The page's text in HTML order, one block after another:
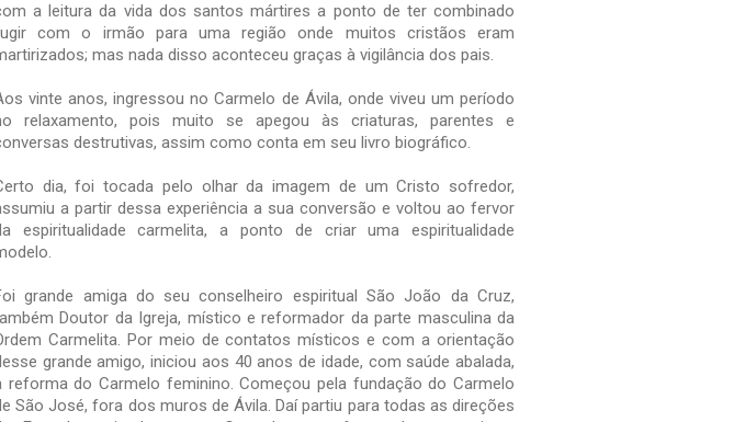
a leitura da vida dos santos mártires a ponto de ter combinado
com o irmão para uma região onde muitos cristãos eram
mas nada disso aconteceu graças à vigilância dos pais.
vinte anos, ingressou no Carmelo de Ávila, onde viveu um período
relaxamento, pois muito se apegou às criaturas, parentes e
destrutivas, assim como conta em seu livro biográfico.
dia, foi tocada pelo olhar da imagem de um Cristo sofredor,
a partir dessa experiência a sua conversão e voltou ao fervor
espiritualidade carmelita, a ponto de criar uma espiritualidade
grande amiga do seu conselheiro espiritual São João da Cruz,
Doutor da Igreja, místico e reformador da parte masculina da
Carmelita. Por meio de contatos místicos e com a orientação
grande amigo, iniciou aos 40 anos de idade, com saúde abalada,
reforma do Carmelo feminino. Começou pela fundação do Carmelo
São José, fora dos muros de Ávila. Daí partiu para todas as direções